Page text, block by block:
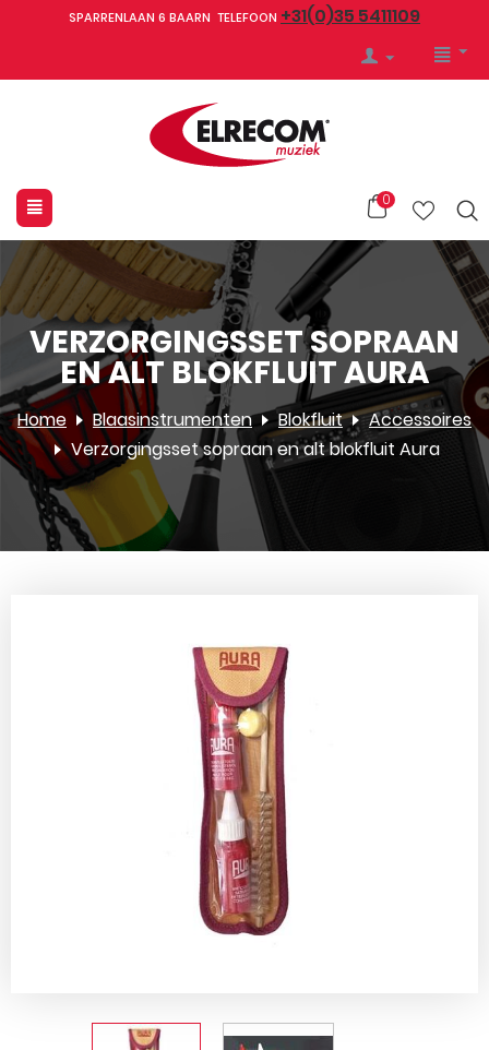
SPARRENLAAN 6 BAARN TELEFOON +31(0)35 5411109
0
VERZORGINGSSET SOPRAAN
EN ALT BLOKFLUIT AURA
Home Blaasinstrumenten Blokfluit
Accessoires
Verzorgingsset sopraan en alt blokfluit Aura